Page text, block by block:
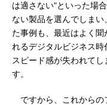
は適さない”といった場
ない製品を選んでしま
た事例も、最近はよく
れるデジタルビジネス時
スピード感が失われて
す。
ですから、これからの